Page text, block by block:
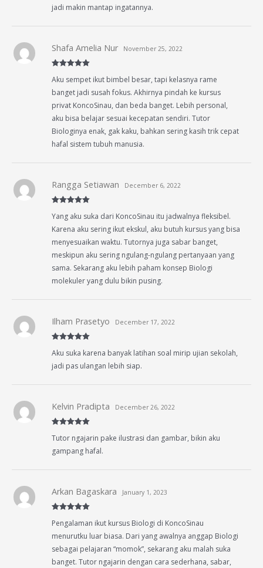
jadi makin mantap ingatannya.
of 5
Shafa Amelia Nur November 25, 2022
Aku sempet ikut bimbel besar, tapi kelasnya rame
banget jadi susah fokus. Akhirnya pindah ke kursus
privat KoncoSinau, dan beda banget. Lebih personal,
aku bisa belajar sesuai kecepatan sendiri. Tutor
Biologinya enak, gak kaku, bahkan sering kasih trik cepat
hafal sistem tubuh manusia.
of 5
Rangga Setiawan December 6, 2022
Yang aku suka dari KoncoSinau itu jadwalnya fleksibel.
Karena aku sering ikut ekskul, aku butuh kursus yang bisa
menyesuaikan waktu. Tutornya juga sabar banget,
meskipun aku sering ngulang-ngulang pertanyaan yang
sama. Sekarang aku lebih paham konsep Biologi
molekuler yang dulu bikin pusing.
of 5
Ilham Prasetyo December 17, 2022
Aku suka karena banyak latihan soal mirip ujian sekolah,
jadi pas ulangan lebih siap.
of 5
Kelvin Pradipta December 26, 2022
Tutor ngajarin pake ilustrasi dan gambar, bikin aku
gampang hafal.
of 5
Arkan Bagaskara January 1, 2023
Pengalaman ikut kursus Biologi di KoncoSinau
menurutku luar biasa. Dari yang awalnya anggap Biologi
sebagai pelajaran “momok”, sekarang aku malah suka
banget. Tutor ngajarin dengan cara sederhana, sabar,